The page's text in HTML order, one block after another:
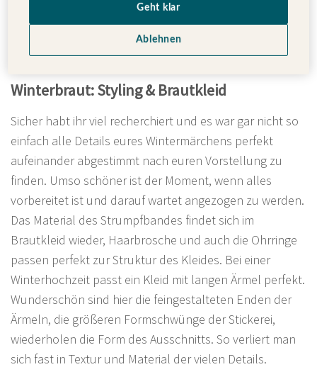
Winterbraut: Styling & Brautkleid
Sicher habt ihr viel recherchiert und es war gar nicht so
einfach alle Details eures Wintermärchens perfekt
aufeinander abgestimmt nach euren Vorstellung zu
finden. Umso schöner ist der Moment, wenn alles
vorbereitet ist und darauf wartet angezogen zu werden.
Das Material des Strumpfbandes findet sich im
Brautkleid wieder, Haarbrosche und auch die Ohrringe
passen perfekt zur Struktur des Kleides. Bei einer
Winterhochzeit passt ein Kleid mit langen Ärmel perfekt.
Wunderschön sind hier die feingestalteten Enden der
Ärmeln, die größeren Formschwünge der Stickerei,
wiederholen die Form des Ausschnitts. So verliert man
sich fast in Textur und Material der vielen Details.
Ablehnen
Geht klar